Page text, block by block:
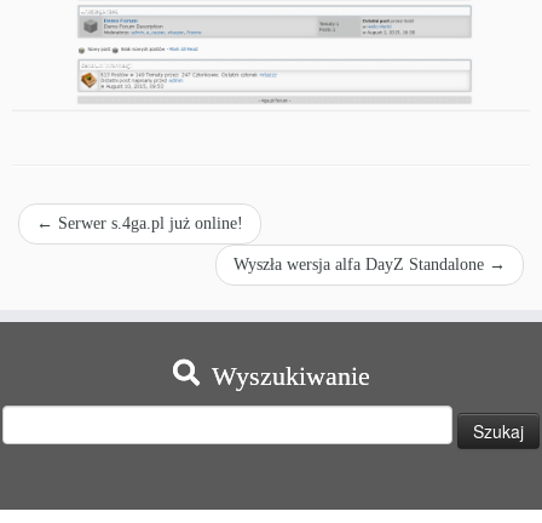
← Serwer s.4ga.pl już online!
Wyszła wersja alfa DayZ Standalone →
Wyszukiwanie